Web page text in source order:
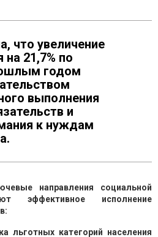
что увеличение
на 21,7% по
годом
выполнения
и
к нуждам
направления социальной
эффективное исполнение
льготных категорий населения